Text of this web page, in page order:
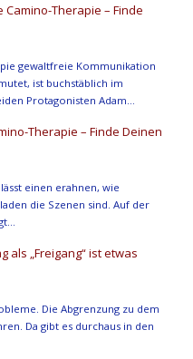
Camino-Therapie – Finde
gewaltfreie Kommunikation
ist buchstäblich im
Protagonisten Adam…
Therapie – Finde Deinen
einen erahnen, wie
die Szenen sind. Auf der
als „Freigang“ ist etwas
Die Abgrenzung zu dem
Da gibt es durchaus in den